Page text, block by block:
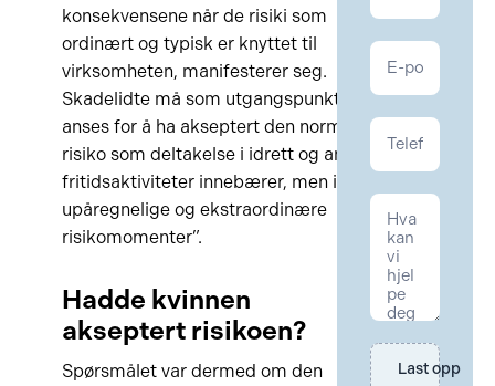
konsekvensene når de risiki som
ordinært og typisk er knyttet til
virksomheten, manifesterer seg.
Skadelidte må som utgangspunkt
anses for å ha akseptert den normale
risiko som deltakelse i idrett og andre
fritidsaktiviteter innebærer, men ikke
upåregnelige og ekstraordinære
risikomomenter”.
Hadde kvinnen
akseptert risikoen?
Spørsmålet var dermed om den
Last opp